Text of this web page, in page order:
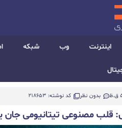
اینترنت وب شبکه
بدون نظر کد نوشته: 218653
قلب مصنوعی تیتانیومی جان